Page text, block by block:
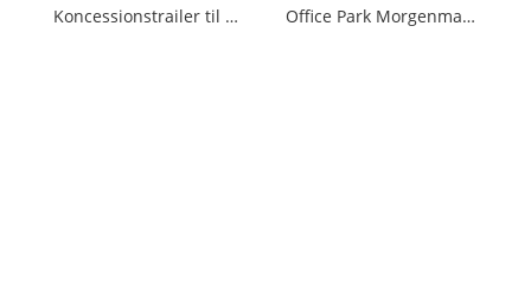
Koncessionstrailer til musikfestivaler Office Park Morgenmad Kaffevogn